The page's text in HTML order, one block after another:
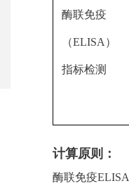
酶联免疫
（ELISA）
指标检测
计算原则：
酶联免疫